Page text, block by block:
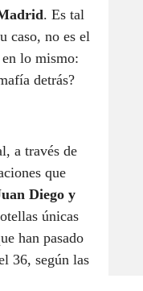
. Es tal
caso, no es el
lo mismo:
detrás?
a través de
que
Diego y
únicas
han pasado
36, según las